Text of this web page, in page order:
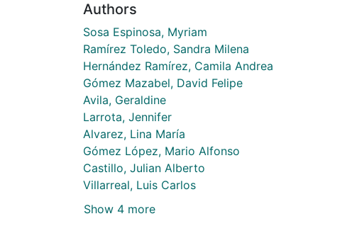
Authors
Sosa Espinosa, Myriam
Ramírez Toledo, Sandra Milena
Hernández Ramírez, Camila Andrea
Gómez Mazabel, David Felipe
Avila, Geraldine
Larrota, Jennifer
Alvarez, Lina María
Gómez López, Mario Alfonso
Castillo, Julian Alberto
Villarreal, Luis Carlos
Show 4 more